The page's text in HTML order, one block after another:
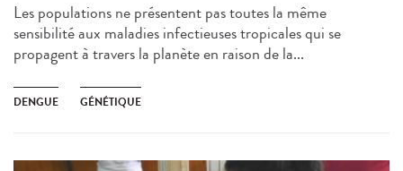
Les populations ne présentent pas toutes la même
sensibilité aux maladies infectieuses tropicales qui se
propagent à travers la planète en raison de la...
DENGUE GÉNÉTIQUE